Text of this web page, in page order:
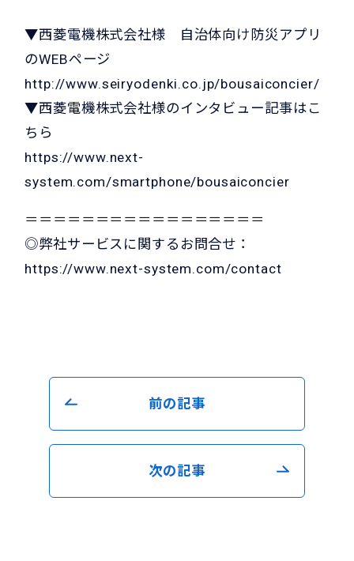
▼西菱電機株式会社様 自治体向け防災アプリ
のWEBページ
http://www.seiryodenki.co.jp/bousaiconcier/
▼西菱電機株式会社様のインタビュー記事はこ
ちら
https://www.next-
system.com/smartphone/bousaiconcier
＝＝＝＝＝＝＝＝＝＝＝＝＝＝＝＝＝
◎弊社サービスに関するお問合せ：
https://www.next-system.com/contact
前の記事
次の記事